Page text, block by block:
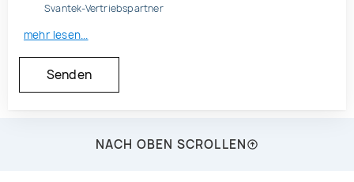
Svantek-Vertriebspartner
mehr lesen...
NACH OBEN SCROLLEN